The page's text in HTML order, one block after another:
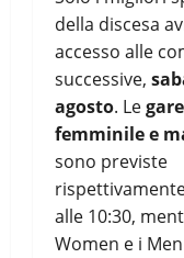
della discesa
accesso alle
successive,
agosto. Le
femminile e
sono previste
alle 10:30,
Women e i